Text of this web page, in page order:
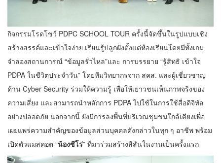
กิจกรรมโรดโชว์ PDPC SCHOOL TOUR ครั้งนี้จัดขึ้นในรูปแบบเชิง
สร้างสรรค์และเข้าใจง่าย เรียนรู้ปลูกฝังตั้งแต่ห้องเรียนโดยมีทั้งเกม
จำลองสถานการณ์ “ข้อมูลรั่วไหล”และ การบรรยาย “รู้สิทธิ เข้าใจ
PDPA ในชีวิตประจำวัน” โดยทีมวิทยากรจาก สคส. และผู้เชี่ยวชาญ
ด้าน Cyber Security ร่วมให้ความรู้ เพื่อให้เยาวชนเห็นภาพจริงของ
ความเสี่ยง และสามารถนำหลักการ PDPA ไปใช้ในการใช้สื่อดิจิทัล
อย่างปลอดภัย นอกจากนี้ ยังมีการลงพื้นที่บริเวณชุมชนใกล้เคียงเพื่อ
เผยแพร่ความสำคัญของข้อมูลส่วนบุคคลดังกล่าวในทุก ๆ อาชีพ พร้อม
เปิดตัวแมสคอต “น้องซีโร่” ที่มาร่วมสร้างสีสันในงานเป็นครั้งแรก